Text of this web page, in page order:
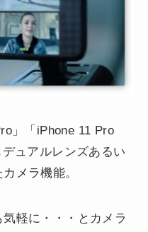
」「iPhone 11 Pro
ュアルレンズあるい
メラ機能。
軽に・・・とカメラ